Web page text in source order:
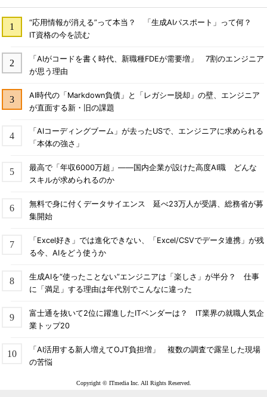
“応用情報が消える”って本当？ 「生成AIパスポート」って何？
IT資格の今を読む
「AIがコードを書く時代、新職種FDEが需要増」 7割のエンジニア
が思う理由
AI時代の「Markdown負債」と「レガシー脱却」の壁、エンジニア
が直面する新・旧の課題
「AIコーディングブーム」が去ったUSで、エンジニアに求められる
「本体の強さ」
最高で「年収6000万超」――国内企業が設けた高度AI職 どんな
スキルが求められるのか
無料で身に付くデータサイエンス 延べ23万人が受講、総務省が募
集開始
「Excel好き」では進化できない、「Excel/CSVでデータ連携」が残
る今、AIをどう使うか
生成AIを“使ったことない”エンジニアは「楽しさ」が半分？ 仕事
に「満足」する理由は年代別でこんなに違った
富士通を抜いて2位に躍進したITベンダーは？ IT業界の就職人気企
業トップ20
「AI活用する新人増えてOJT負担増」 複数の調査で露呈した現場
の苦悩
Copyright © ITmedia Inc. All Rights Reserved.